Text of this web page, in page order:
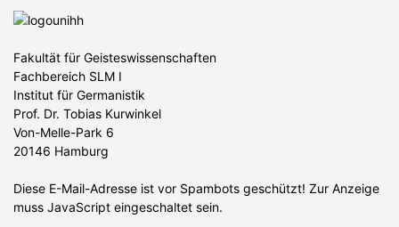
Fakultät für Geisteswissenschaften
Fachbereich SLM I
Institut für Germanistik
Prof. Dr. Tobias Kurwinkel
Von-Melle-Park 6
20146 Hamburg
Diese E-Mail-Adresse ist vor Spambots geschützt! Zur Anzeige
muss JavaScript eingeschaltet sein.